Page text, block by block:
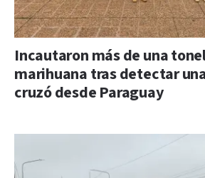
Incautaron más de una
marihuana tras detectar
cruzó desde Paraguay